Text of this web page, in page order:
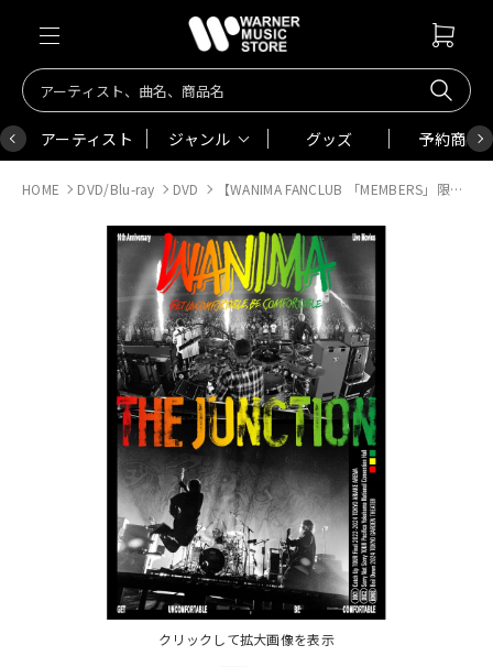
アーティスト ジャンル グッズ 予約商品
HOME DVD/Blu-ray DVD 【WANIMA FANCLUB 「MEMBERS」限定特典付き】WANIMA 10th Anniversary Live Movies THE JUNCTION DVD
クリックして拡大画像を表示